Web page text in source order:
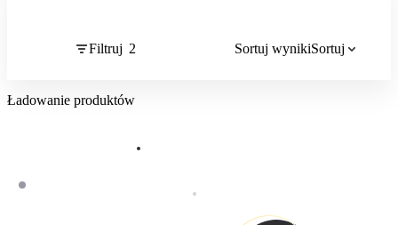
Filtruj 2 Sortuj wynikiSortuj
Ładowanie produktów